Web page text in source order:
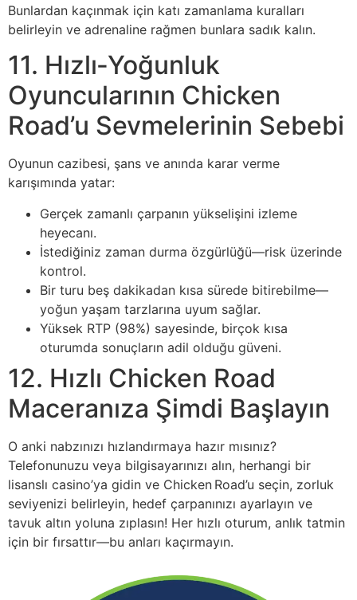
Bunlardan kaçınmak için katı zamanlama kuralları
belirleyin ve adrenaline rağmen bunlara sadık kalın.
11. Hızlı‑Yoğunluk
Oyuncularının Chicken
Road’u Sevmelerinin Sebebi
Oyunun cazibesi, şans ve anında karar verme
karışımında yatar:
Gerçek zamanlı çarpanın yükselişini izleme
heyecanı.
İstediğiniz zaman durma özgürlüğü—risk üzerinde
kontrol.
Bir turu beş dakikadan kısa sürede bitirebilme—
yoğun yaşam tarzlarına uyum sağlar.
Yüksek RTP (98%) sayesinde, birçok kısa
oturumda sonuçların adil olduğu güveni.
12. Hızlı Chicken Road
Maceranıza Şimdi Başlayın
O anki nabzınızı hızlandırmaya hazır mısınız?
Telefonunuzu veya bilgisayarınızı alın, herhangi bir
lisanslı casino’ya gidin ve Chicken Road’u seçin, zorluk
seviyenizi belirleyin, hedef çarpanınızı ayarlayın ve
tavuk altın yoluna zıplasın! Her hızlı oturum, anlık tatmin
için bir fırsattır—bu anları kaçırmayın.